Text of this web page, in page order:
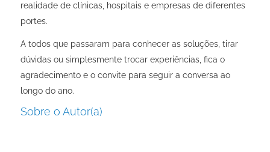
realidade de clínicas, hospitais e empresas de diferentes
portes.
A todos que passaram para conhecer as soluções, tirar
dúvidas ou simplesmente trocar experiências, fica o
agradecimento e o convite para seguir a conversa ao
longo do ano.
Sobre o Autor(a)